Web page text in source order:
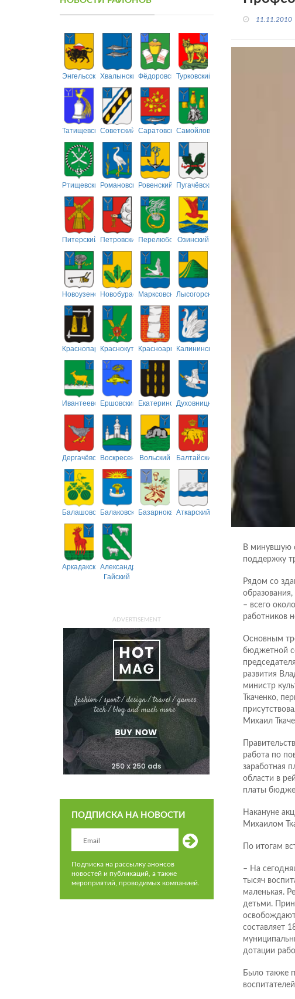
ЭнгельсскийХвалынскийФёдоровскийТурковский
ТатищевскийСоветский СаратовскийСамойловский
РтищевскийРомановскийРовенский Пугачёвский
Питерский ПетровскийПерелюбскийОзинский
НовоузенскийНовобурасскийМарксовскийЛысогорский
Краснопартизанский
КраснокутскийКрасноармейский
Калининский
ИвантеевскийЕршовский ЕкатериновскийДуховницкий
ДергачёвскийВоскресенскийВольский Балтайский
БалашовскийБалаковскийБазарнокарабулакский
Аткарский
АркадакскийАлександрово-
Гайский
ADVERTISEMENT
ПОДПИСКА НА НОВОСТИ
Подписка на рассылку анонсов
новостей и публикаций, а также
мероприятий, проводимых компанией.
11.11.2010
В минувшую
поддержку
Рядом со
– всего
работников
Основным
бюджетной
развития
министр
Ткаченко,
Михаил
работа по
заработная
области в
платы
Накануне
Михаилом
По итогам
– На
тысяч
маленькая.
детьми.
составляет
дотации
Было также